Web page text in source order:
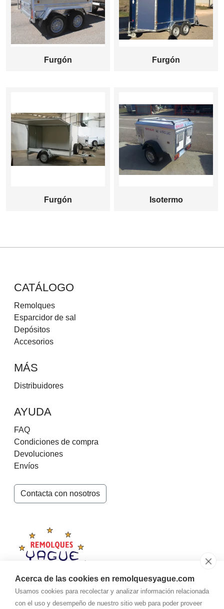
Acerca de las cookies en remolquesyague.com
Usamos cookies para recolectar y analizar información relacionada
con el uso y desempeño de nuestro sitio web para poder proveer
Furgón Furgón
Furgón Isotermo
CATÁLOGO
Remolques
Esparcidor de sal
Depósitos
Accesorios
MÁS
Distribuidores
AYUDA
FAQ
Condiciones de compra
Devoluciones
Envíos
Contacta con nosotros